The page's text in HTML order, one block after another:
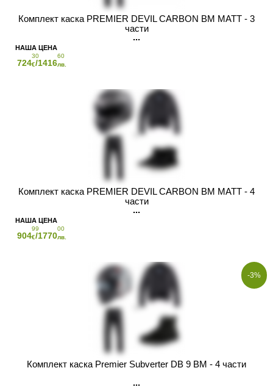
Комплект каска PREMIER DEVIL CARBON BM MATT - 3
части
724
30
€/1416
60
лв.
Комплект каска PREMIER DEVIL CARBON BM MATT - 4
части
904
99
€/1770
00
лв.
-3%
Комплект каска Premier Subverter DB 9 BM - 4 части